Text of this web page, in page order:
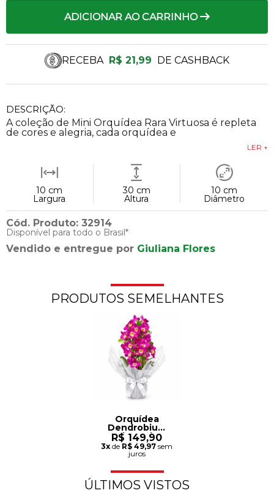
DESCRIÇÃO:
A coleção de Mini Orquídea Rara Virtuosa é repleta
de cores e alegria, cada orquídea e
LER +
10 cm
Largura
30 cm
Altura
10 cm
Diâmetro
Cód. Produto: 32914
Disponível para todo o Brasil*
Vendido e entregue por Giuliana Flores
RECEBA R$ 21,99 DE CASHBACK
ADICIONAR AO CARRINHO
PRODUTOS SEMELHANTES
Orquídea
Dendrobium
Plantada
R$ 149,90
3xde R$ 49,97 sem
juros
ÚLTIMOS VISTOS